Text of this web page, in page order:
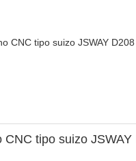
CNC tipo suizo JSWAY